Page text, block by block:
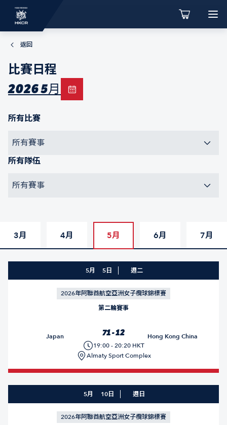
返回
比賽日程
2026 5月
所有比賽
所有賽事
所有隊伍
所有賽事
3月 4月 5月 6月 7月
5月 5日 週二
2026年阿聯酋航空亞洲女子欖球錦標賽
第二輪賽事
Japan 71 - 12
Hong Kong China
19:00 - 20:20 HKT
Almaty Sport Complex
5月 10日 週日
2026年阿聯酋航空亞洲女子欖球錦標賽